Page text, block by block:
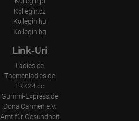
Kollegin.cz
Kollegin.hu
Kollegin.bg
Link-Uri
Ladies.de
Themenladies.de
FKK24.de
Gummi-Express.de
Dona Carmen e.V.
Amt für Gesundheit